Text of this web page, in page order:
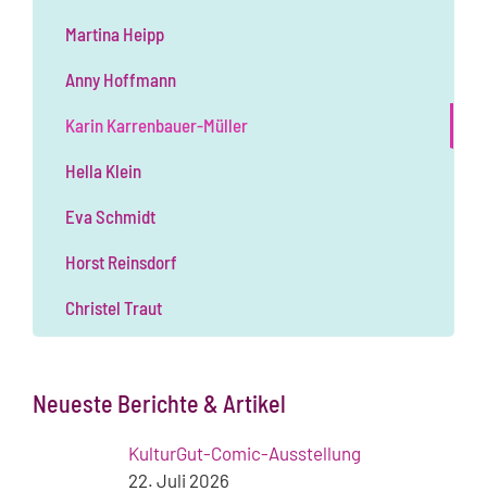
Martina Heipp
Anny Hoffmann
Karin Karrenbauer-Müller
Hella Klein
Eva Schmidt
Horst Reinsdorf
Christel Traut
Neueste Berichte & Artikel
KulturGut-Comic-Ausstellung
22. Juli 2026